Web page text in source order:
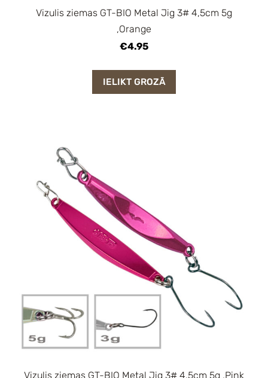
Vizulis ziemas GT-BIO Metal Jig 3# 4,5cm 5g
,Orange
€4.95
IELIKT GROZĀ
Vizulis ziemas GT-BIO Metal Jig 3# 4,5cm 5g ,Pink